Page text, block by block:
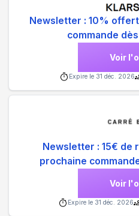
Newsletter : 10%
commande
Voir
Expire le 31 déc. 2026
Newsletter : 15€ de
prochaine
Voir
Expire le 31 déc. 2026